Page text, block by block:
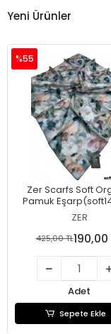
Yeni Ürünler
Zer Scarfs Soft
Pamuk
ZER
%55
425,00 TL190,00
Adet
Sepete Ekle